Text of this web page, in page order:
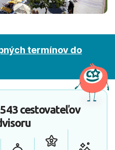
termínov do
cestovateľov